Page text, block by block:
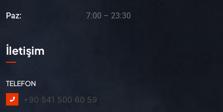
Paz: 7:00 – 23:30
İletişim
TELEFON
+90 541 500 60 59